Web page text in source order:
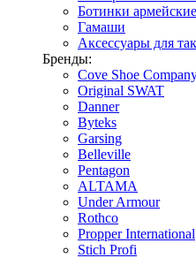
Ботинки
Гамаши
Аксессуары для
Бренды:
Cove Shoe
Original SWAT
Danner
Byteks
Garsing
Belleville
Pentagon
ALTAMA
Under Armour
Rothco
Propper International
Stich Profi